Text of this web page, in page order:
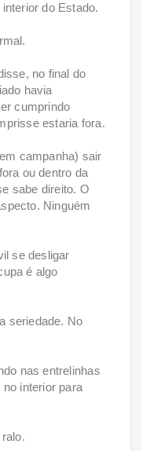
do Estado.
no final do
havia
cumprindo
estaria fora.
campanha) sair
ou dentro da
sabe direito. O
Ninguém
se desligar
é algo
seriedade. No
nas entrelinhas
interior para